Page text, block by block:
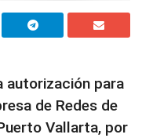
autorización para
de Redes de
Vallarta, por